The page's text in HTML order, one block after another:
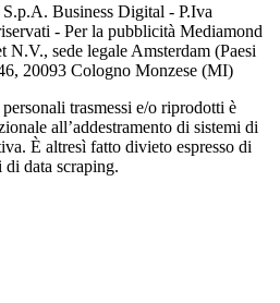
Business Digital - P.Iva
- Per la pubblicità Mediamond
sede legale Amsterdam (Paesi
20093 Cologno Monzese (MI)
trasmessi e/o riprodotti è
all’addestramento di sistemi di
È altresì fatto divieto espresso di
data scraping.